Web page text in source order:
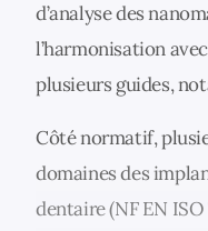
d’analyse des
l’harmonisation
plusieurs guides,
Côté normatif,
domaines des
dentaire (NF EN